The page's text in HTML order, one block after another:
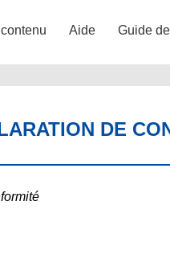
Aide Guide
DE